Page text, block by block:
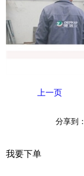
上一页
分享到：
我要下单